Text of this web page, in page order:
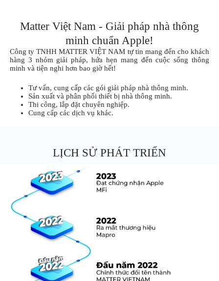
Matter Việt Nam - Giải pháp nhà thông
minh chuẩn Apple!
Công ty TNHH MATTER VIỆT NAM tự tin mang đến cho khách
hàng 3 nhóm giải pháp, hứa hẹn mang đến cuộc sống thông
minh và tiện nghi hơn bao giờ hết!
Tư vấn, cung cấp các gói giải pháp nhà thông minh.
Sản xuất và phân phối thiết bị nhà thông minh.
Thi công, lắp đặt chuyên nghiệp.
Cung cấp các dịch vụ khác.
LỊCH SỬ PHÁT TRIỂN